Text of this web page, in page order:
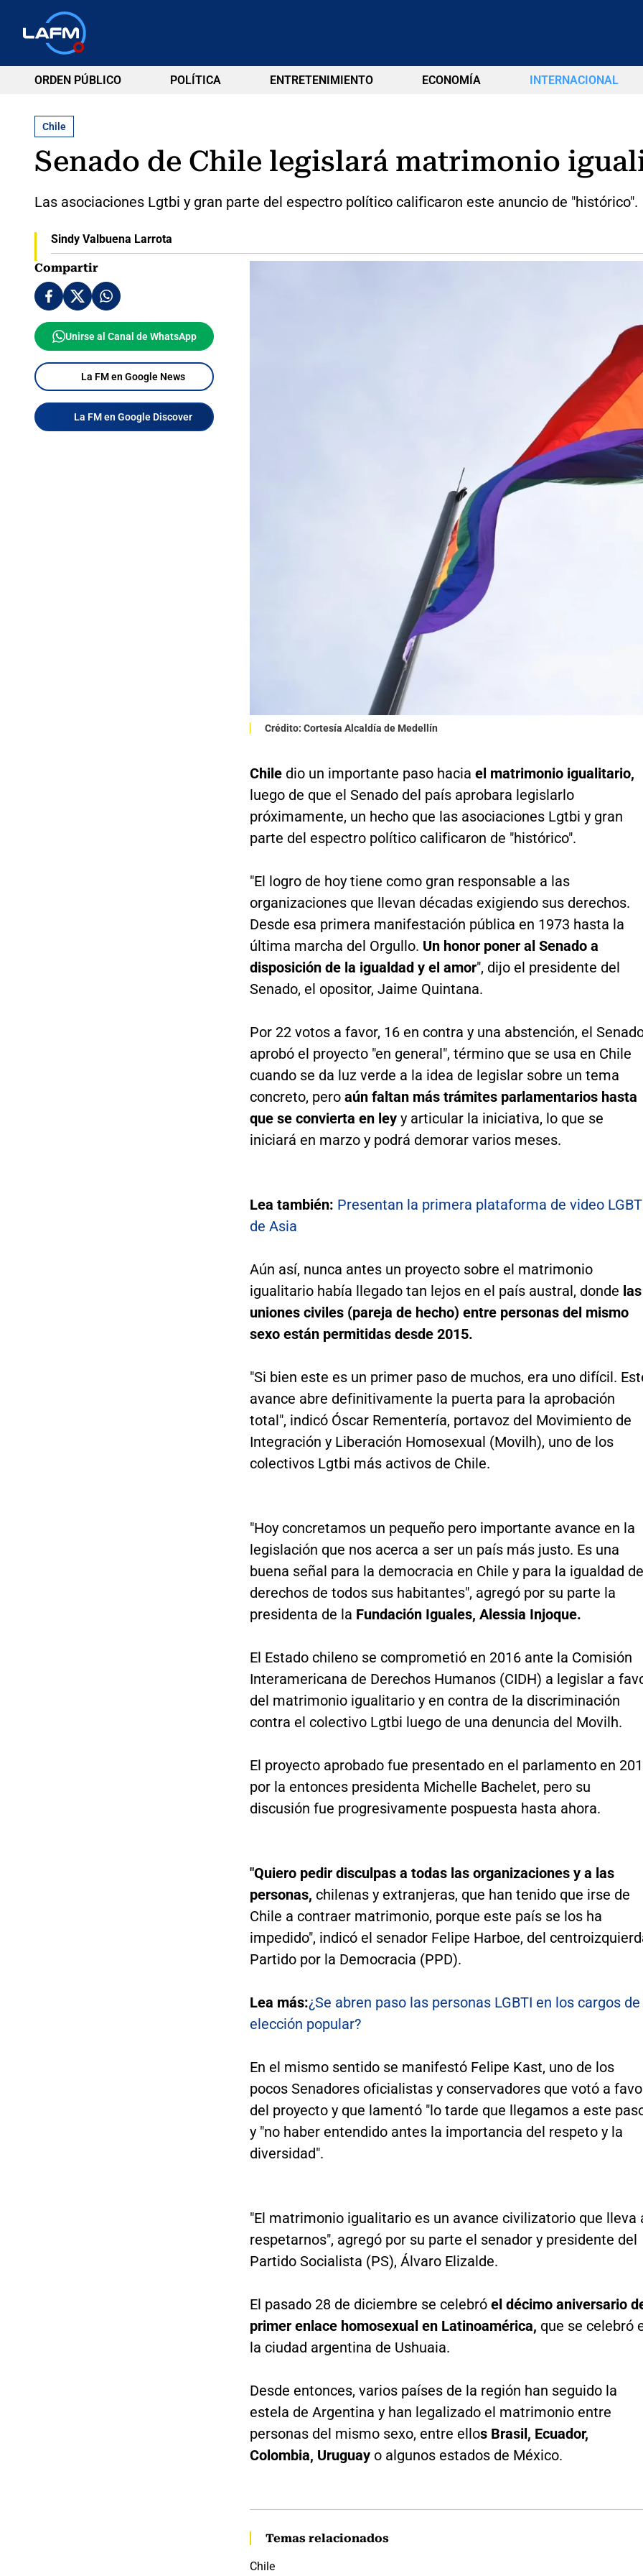
ORDEN PÚBLICO POLÍTICA ENTRETENIMIENTO ECONOMÍA INTERNACIONAL
Chile
Senado de Chile legislará matrimonio
Las asociaciones Lgtbi y gran parte del espectro político calificaron este anuncio de "histórico".
Sindy Valbuena Larrota
Compartir
Unirse al Canal de WhatsApp
La FM en Google News
La FM en Google Discover
Crédito: Cortesía Alcaldía de Medellín
Chile dio un importante paso hacia el matrimonio igualitario,
luego de que el Senado del país aprobara legislarlo
próximamente, un hecho que las asociaciones Lgtbi y gran
parte del espectro político calificaron de "histórico".
"El logro de hoy tiene como gran responsable a las
organizaciones que llevan décadas exigiendo sus derechos.
Desde esa primera manifestación pública en 1973 hasta la
última marcha del Orgullo. Un honor poner al Senado a
disposición de la igualdad y el amor", dijo el presidente del
Senado, el opositor, Jaime Quintana.
Por 22 votos a favor, 16 en contra y una abstención, el
aprobó el proyecto "en general", término que se usa en Chile
cuando se da luz verde a la idea de legislar sobre un tema
concreto, peroaún faltan más trámites parlamentarios hasta
que se convierta en ley y articular la iniciativa, lo que se
iniciará en marzo y podrá demorar varios meses.
Lea también: Presentan la primera plataforma de video LGBT
de Asia
Aún así, nunca antes un proyecto sobre el matrimonio
igualitario había llegado tan lejos en el país austral, donde las
uniones civiles (pareja de hecho) entre personas del mismo
sexo están permitidas desde 2015.
"Si bien este es un primer paso de muchos, era uno difícil.
avance abre definitivamente la puerta para la aprobación
total", indicó Óscar Rementería, portavoz del Movimiento de
Integración y Liberación Homosexual (Movilh), uno de los
colectivos Lgtbi más activos de Chile.
"Hoy concretamos un pequeño pero importante avance en la
legislación que nos acerca a ser un país más justo. Es una
buena señal para la democracia en Chile y para la igualdad de
derechos de todos sus habitantes", agregó por su parte la
presidenta de la Fundación Iguales, Alessia Injoque.
El Estado chileno se comprometió en 2016 ante la Comisión
Interamericana de Derechos Humanos (CIDH) a legislar a
del matrimonio igualitario y en contra de la discriminación
contra el colectivo Lgtbi luego de una denuncia del Movilh.
El proyecto aprobado fue presentado en el parlamento en
por la entonces presidenta Michelle Bachelet, pero su
discusión fue progresivamente pospuesta hasta ahora.
"Quiero pedir disculpas a todas las organizaciones y a las
personas, chilenas y extranjeras, que han tenido que irse de
Chile a contraer matrimonio, porque este país se los ha
impedido", indicó el senador Felipe Harboe, del
Partido por la Democracia (PPD).
Lea más:¿Se abren paso las personas LGBTI en los cargos de
elección popular?
En el mismo sentido se manifestó Felipe Kast, uno de los
pocos Senadores oficialistas y conservadores que votó a
del proyecto y que lamentó "lo tarde que llegamos a este
y "no haber entendido antes la importancia del respeto y la
diversidad".
"El matrimonio igualitario es un avance civilizatorio que lleva
respetarnos", agregó por su parte el senador y presidente del
Partido Socialista (PS), Álvaro Elizalde.
El pasado 28 de diciembre se celebróel décimo aniversario
primer enlace homosexual en Latinoamérica, que se celebró
la ciudad argentina de Ushuaia.
Desde entonces, varios países de la región han seguido la
estela de Argentina y han legalizado el matrimonio entre
personas del mismo sexo, entre ellos Brasil, Ecuador,
Colombia, Uruguayo algunos estados de México.
Temas relacionados
Chile